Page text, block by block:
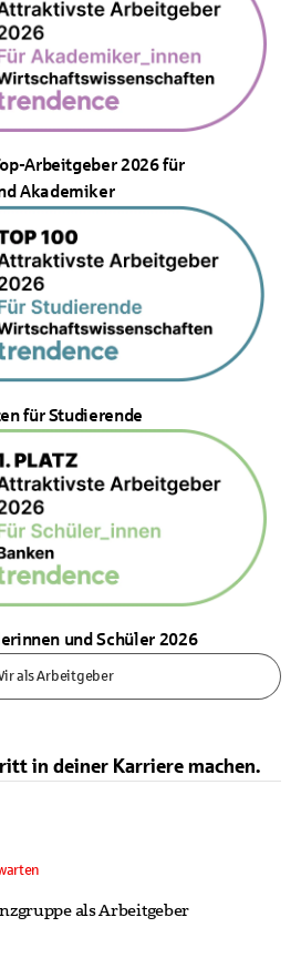
Arbeitgeber 2026 für
Akademiker
für Studierende
und Schüler 2026
als Arbeitgeber
in deiner Karriere machen.
als Arbeitgeber